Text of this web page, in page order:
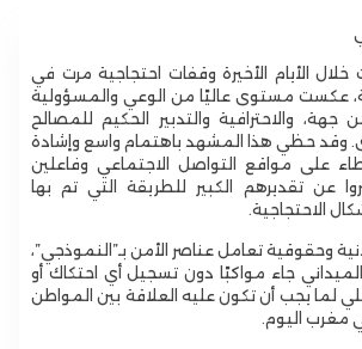
الأيام الأخيرة وقفات احتجاجية مرت في
عكست مستوى عاليًا من الوعي والمسؤولية
والاحترافية والتدبير الحكيم للمصالح
وقد حظي هذا المشهد باهتمام واسع وإشادة
على مواقع التواصل الاجتماعي وفاعلين
عن تقديرهم الكبير للطريقة التي تم بها
الاحتجاجية.
وحقوقية تعامل عناصر الأمن بـ”النموذجي”،
جاء مواكبًا دون تسجيل أي احتكاك أو
لما يجب أن تكون عليه العلاقة بين المواطن
مغرب اليوم.